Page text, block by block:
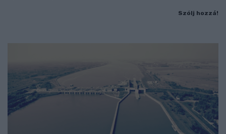
Szólj hozzá!